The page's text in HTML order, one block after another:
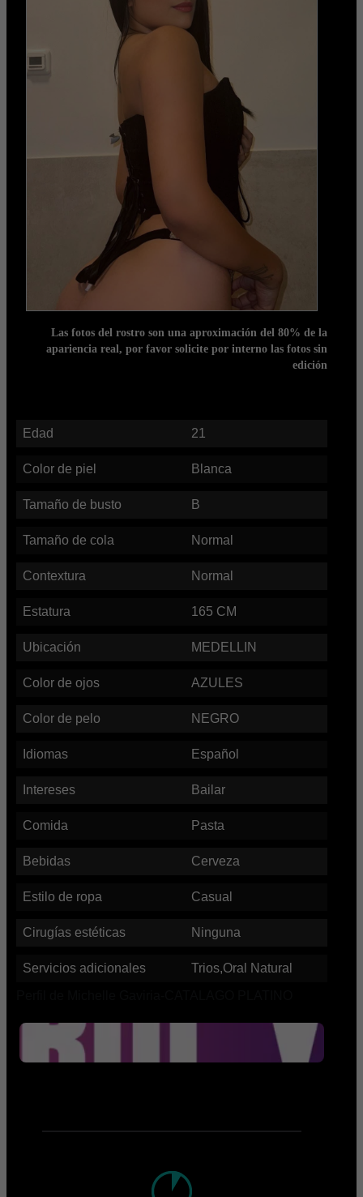
Las fotos del rostro son una aproximación del 80% de la
apariencia real, por favor solicite por interno las fotos sin
edición
Edad 21
Color de piel Blanca
Tamaño de busto B
Tamaño de cola Normal
Contextura Normal
Estatura 165 CM
Ubicación MEDELLIN
Color de ojos AZULES
Color de pelo NEGRO
Idiomas Español
Intereses Bailar
Comida Pasta
Bebidas Cerveza
Estilo de ropa Casual
Cirugías estéticas Ninguna
Servicios adicionales Trios,Oral Natural